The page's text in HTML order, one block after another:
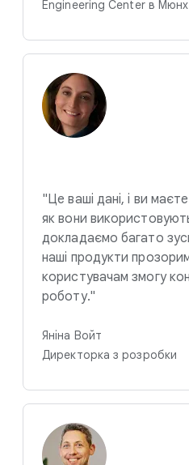
Engineering Center в
"Це ваші дані, і ви
як вони
докладаємо багато
наші продукти
користувачам змогу
роботу."
Яніна Войт
Директорка з розробки